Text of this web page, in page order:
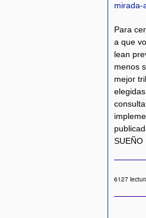
mirada-
Para
a que
lean
menos
mejor
SUEÑO
6127